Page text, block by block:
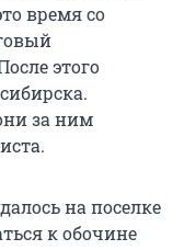
время со
этого
за ним
на поселке
к обочине